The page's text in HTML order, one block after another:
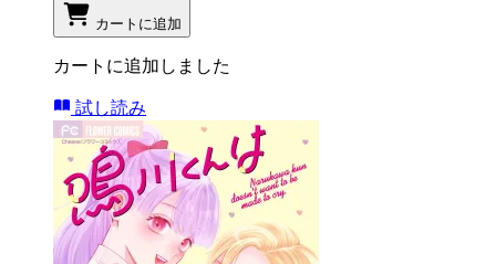
カートに追加
カートに追加しました
試し読み